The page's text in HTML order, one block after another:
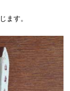
ます。